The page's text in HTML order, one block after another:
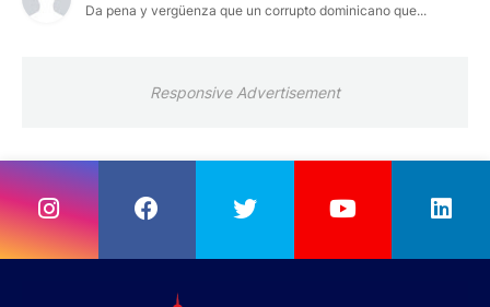
Da pena y vergüenza que un corrupto dominicano que...
Responsive Advertisement